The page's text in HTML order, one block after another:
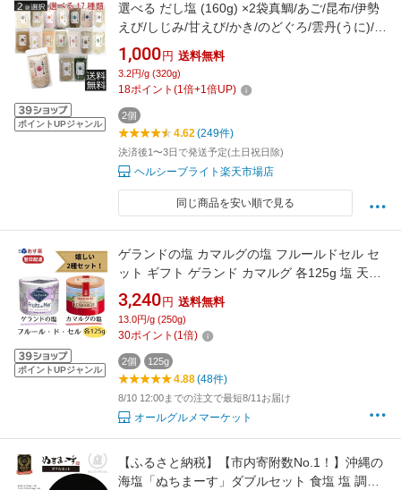
ポイントUPジャンル
選べる だし塩 (160g) ×2袋真鯛/あご/昆布/伊勢
えび/しじみ/甘えび/かき/のどぐろ/雲丹(うに)/
鰹/ふぐ/かに/ほたて/いりこ/金目鯛/あおさ/は
も ポイント2倍
1,000 円 送料無料
3.2円/g (320g)
18ポイント (1倍+1倍UP)
2個
4.62(249件)
決済後1〜3日で発送予定(土日祝日除)
ヘルシーブライト楽天市場店
同じ商品を安い順で見る
ポイントUPジャンル
ゲランドの塩 カマルグの塩 フルールドセル セ
ット ギフト ゲランド カマルグ 各125g 塩 天日
塩 塩の花 塩の華 フランス
3,240 円 送料無料
13.0円/g (250g)
30ポイント (1倍)
2個 125g
4.88(48件)
8/10 12:00までの注文で最短8/11お届け
オールグルメマーケット
【ふるさと納税】【市内寄附数No.1！】沖縄の
海塩「ぬちまーす」ダブルセット 食塩 塩 調味